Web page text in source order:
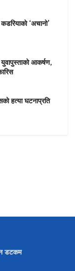
‘अचानो’
आकर्षण,
हत्या घटनाप्रति
डटकम